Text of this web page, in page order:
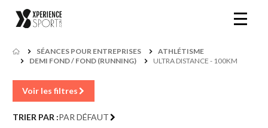
SÉANCES POUR ENTREPRISES
ATHLÉTISME
DEMI FOND / FOND (RUNNING)
ULTRA DISTANCE - 100KM
Voir les filtres
TRIER PAR :PAR DÉFAUT